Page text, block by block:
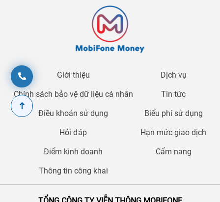
Giới thiệu Dịch vụ
Chính sách bảo vệ dữ liệu cá nhân Tin tức
Điều khoản sử dụng Biểu phí sử dụng
Hỏi đáp Hạn mức giao dịch
Điểm kinh doanh Cẩm nang
Thông tin công khai